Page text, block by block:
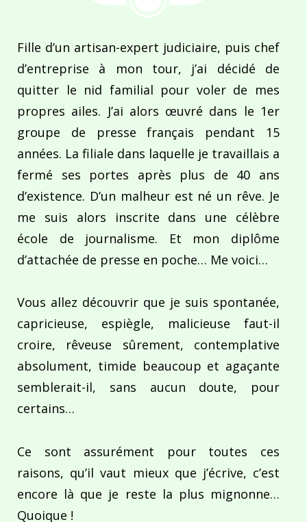
Fille d’un artisan-expert judiciaire, puis chef
d’entreprise à mon tour, j’ai décidé de
quitter le nid familial pour voler de mes
propres ailes. J’ai alors œuvré dans le 1er
groupe de presse français pendant 15
années. La filiale dans laquelle je travaillais a
fermé ses portes après plus de 40 ans
d’existence. D’un malheur est né un rêve. Je
me suis alors inscrite dans une célèbre
école de journalisme. Et mon diplôme
d’attachée de presse en poche… Me voici…
Vous allez découvrir que je suis spontanée,
capricieuse, espiègle, malicieuse faut-il
croire, rêveuse sûrement, contemplative
absolument, timide beaucoup et agaçante
semblerait-il, sans aucun doute, pour
certains…
Ce sont assurément pour toutes ces
raisons, qu’il vaut mieux que j’écrive, c’est
encore là que je reste la plus mignonne…
Quoique !